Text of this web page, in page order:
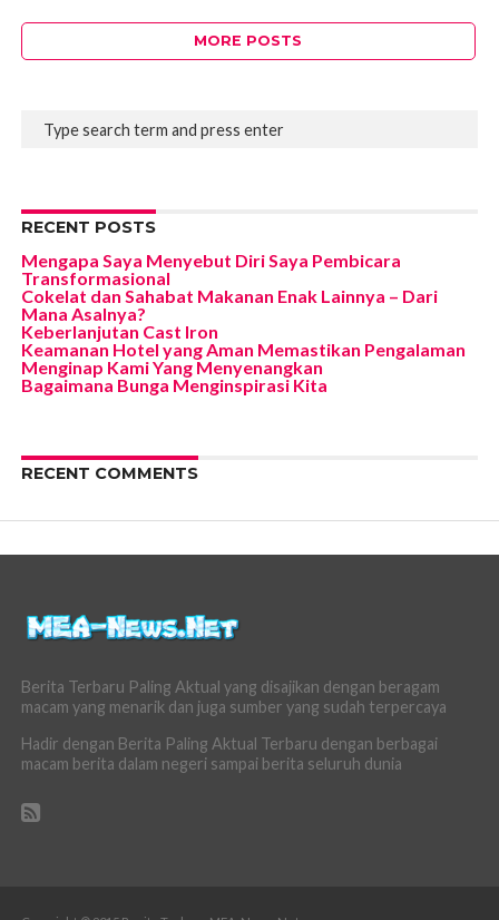
MORE POSTS
RECENT POSTS
Mengapa Saya Menyebut Diri Saya Pembicara
Transformasional
Cokelat dan Sahabat Makanan Enak Lainnya – Dari
Mana Asalnya?
Keberlanjutan Cast Iron
Keamanan Hotel yang Aman Memastikan Pengalaman
Menginap Kami Yang Menyenangkan
Bagaimana Bunga Menginspirasi Kita
RECENT COMMENTS
Berita Terbaru Paling Aktual yang disajikan dengan beragam
macam yang menarik dan juga sumber yang sudah terpercaya
Hadir dengan Berita Paling Aktual Terbaru dengan berbagai
macam berita dalam negeri sampai berita seluruh dunia